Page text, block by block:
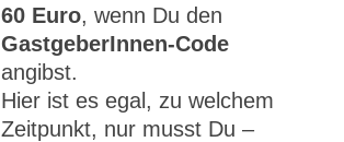
60 Euro, wenn Du den
GastgeberInnen-Code
angibst.
Hier ist es egal, zu welchem
Zeitpunkt, nur musst Du –